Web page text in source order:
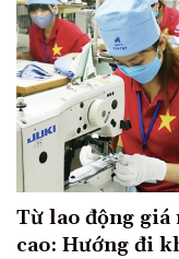
Từ lao động giá
cao: Hướng đi